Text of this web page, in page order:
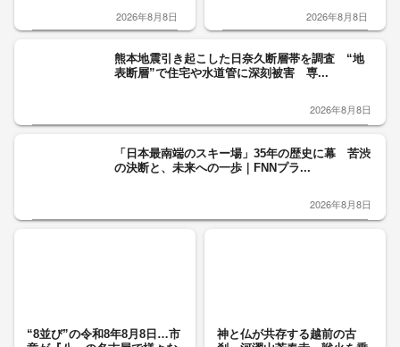
2026年8月8日 2026年8月8日
熊本地震引き起こした日奈久断層帯を調査 “地
表断層”で住宅や水道管に深刻被害 専...
2026年8月8日
「日本最南端のスキー場」35年の歴史に幕 苦渋
の決断と、未来への一歩｜FNNプラ...
2026年8月8日
“8並び”の令和8年8月8日…市
神と仏が共存する越前の古